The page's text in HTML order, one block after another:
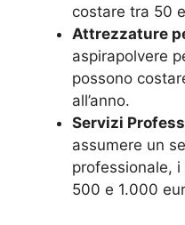
costare tra 50
Attrezzature
aspirapolvere
possono
all’anno.
Servizi
assumere un
professionale,
500 e 1.000